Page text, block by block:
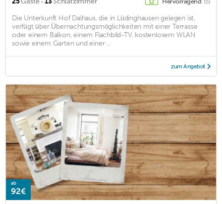
Die Unterkunft Hof Dalhaus, die in Lüdinghausen gelegen ist,
verfügt über Übernachtungsmöglichkeiten mit einer Terrasse
oder einem Balkon, einem Flachbild-TV, kostenlosem WLAN
sowie einem Garten und einer ...
zum Angebot
ab
92€